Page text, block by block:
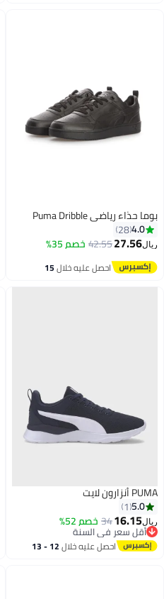
بوما حذاء رياضي Puma Dribble
4.0
28
ريال27.56
42.55خصم 35%
احصل عليه خلال15
PUMA أنزارون لايت
5.0
1
ريال16.15
34 خصم 52%
أقل سعر في السنة
أقل سعر في السنة
احصل عليه خلال 12 - 13